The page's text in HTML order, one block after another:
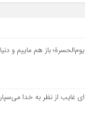
یوم‌الحسرة؛ باز هم ماییم و
ای غایب از نظر به خدا